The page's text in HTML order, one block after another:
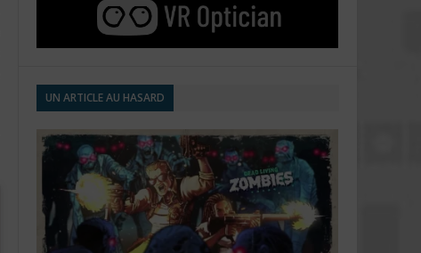
UN ARTICLE AU HASARD